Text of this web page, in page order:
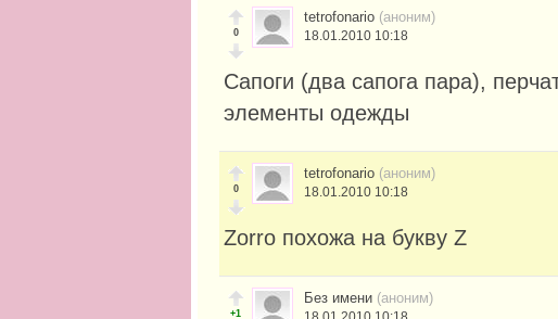
0
tetrofonario (аноним)
18.01.2010 10:18
Сапоги (два сапога пара),
элементы одежды
0
tetrofonario (аноним)
18.01.2010 10:18
Zorro похожа на букву Z
+1
Без имени (аноним)